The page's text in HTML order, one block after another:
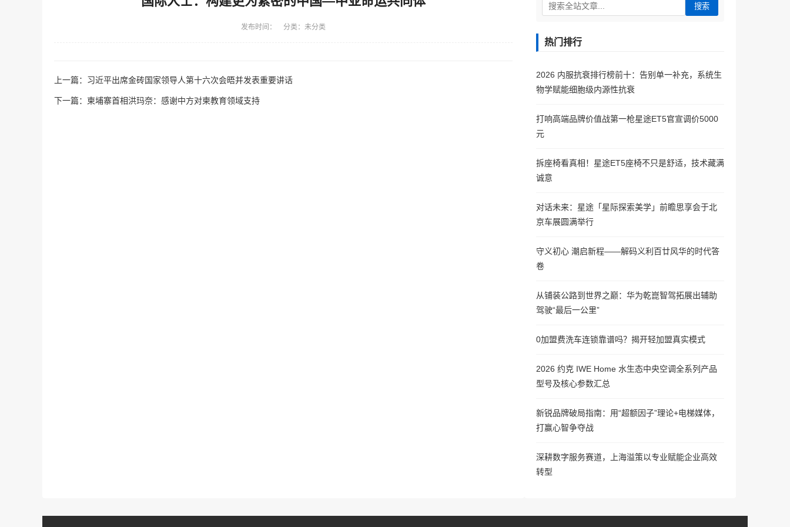
发布时间： 分类：未分类
上一篇： 习近平出席金砖国家领导人第十六次会晤并发表重要讲话
下一篇： 柬埔寨首相洪玛奈：感谢中方对柬教育领域支持
搜索
热门排行
2026 内服抗衰排行榜前十：告别单一补充，系统生
物学赋能细胞级内源性抗衰
打响高端品牌价值战第一枪星途ET5官宣调价5000
元
拆座椅看真相！星途ET5座椅不只是舒适，技术藏满
诚意
对话未来：星途「星际探索美学」前瞻思享会于北
京车展圆满举行
守义初心 潮启新程——解码义利百廿风华的时代答
卷
从铺装公路到世界之巅：华为乾崑智驾拓展出辅助
驾驶“最后一公里”
0加盟费洗车连锁靠谱吗？揭开轻加盟真实模式
2026 约克 IWE Home 水生态中央空调全系列产品
型号及核心参数汇总
新锐品牌破局指南：用“超额因子”理论+电梯媒体，
打赢心智争夺战
深耕数字服务赛道，上海溢策以专业赋能企业高效
转型